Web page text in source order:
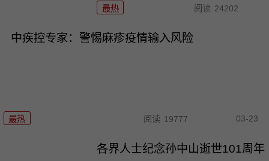
最热 阅读 24202
中疾控专家：警惕麻疹疫情输入风险
最热 阅读 19777 03-23
各界人士纪念孙中山逝世101周年